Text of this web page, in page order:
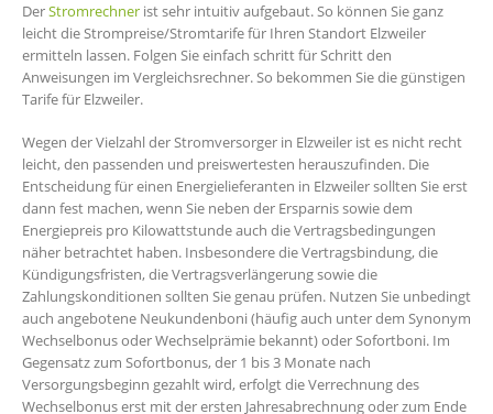
DerStromrechner ist sehr intuitiv aufgebaut. So können Sie ganz
leicht die Strompreise/Stromtarife für Ihren Standort Elzweiler
ermitteln lassen. Folgen Sie einfach schritt für Schritt den
Anweisungen im Vergleichsrechner. So bekommen Sie die günstigen
Tarife für Elzweiler.
Wegen der Vielzahl der Stromversorger in Elzweiler ist es nicht recht
leicht, den passenden und preiswertesten herauszufinden. Die
Entscheidung für einen Energielieferanten in Elzweiler sollten Sie erst
dann fest machen, wenn Sie neben der Ersparnis sowie dem
Energiepreis pro Kilowattstunde auch die Vertragsbedingungen
näher betrachtet haben. Insbesondere die Vertragsbindung, die
Kündigungsfristen, die Vertragsverlängerung sowie die
Zahlungskonditionen sollten Sie genau prüfen. Nutzen Sie unbedingt
auch angebotene Neukundenboni (häufig auch unter dem Synonym
Wechselbonus oder Wechselprämie bekannt) oder Sofortboni. Im
Gegensatz zum Sofortbonus, der 1 bis 3 Monate nach
Versorgungsbeginn gezahlt wird, erfolgt die Verrechnung des
Wechselbonus erst mit der ersten Jahresabrechnung oder zum Ende